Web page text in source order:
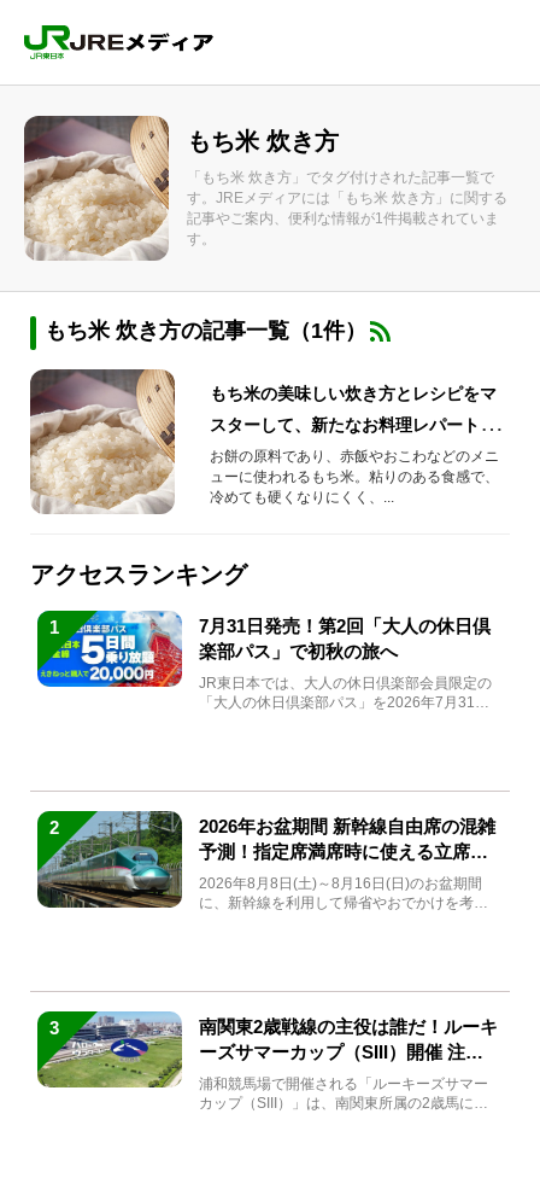
もち米 炊き方
「もち米 炊き方」でタグ付けされた記事一覧で
す。JREメディアには「もち米 炊き方」に関する
記事やご案内、便利な情報が1件掲載されていま
す。
もち米 炊き方の記事一覧（1件）
もち米の美味しい炊き方とレシピをマ
スターして、新たなお料理レパートリ
ーを増やしませんか？
お餅の原料であり、赤飯やおこわなどのメニ
ューに使われるもち米。粘りのある食感で、
冷めても硬くなりにくく、...
アクセスランキング
1
7月31日発売！第2回「大人の休日倶
楽部パス」で初秋の旅へ
JR東日本では、大人の休日倶楽部会員限定の
「大人の休日倶楽部パス」を2026年7月31日
2
2026年お盆期間 新幹線自由席の混雑
予測！指定席満席時に使える立席特
急券も解説
2026年8月8日(土)～8月16日(日)のお盆期間
に、新幹線を利用して帰省やおでかけを考え
3
南関東2歳戦線の主役は誰だ！ルーキ
ーズサマーカップ（SIII）開催 注目
馬と見どころをチェック
浦和競馬場で開催される「ルーキーズサマー
カップ（SIII）」は、南関東所属の2歳馬によ